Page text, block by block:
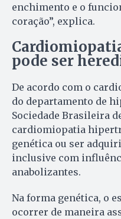
enchimento e o
coração”, explica.
pode ser
De acordo com o
do departamento de
Sociedade Brasileira
cardiomiopatia
genética ou ser
inclusive com
anabolizantes.
Na forma genética, o
ocorrer de maneira